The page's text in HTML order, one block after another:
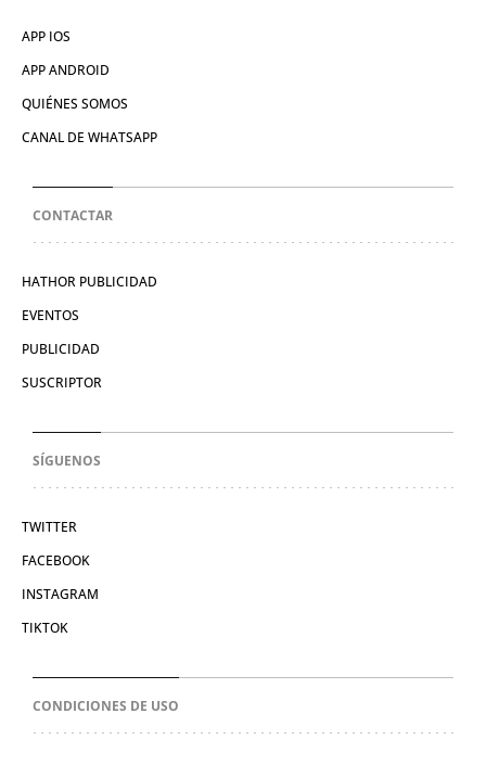
APP IOS
APP ANDROID
QUIÉNES SOMOS
CANAL DE WHATSAPP
CONTACTAR
HATHOR PUBLICIDAD
EVENTOS
PUBLICIDAD
SUSCRIPTOR
SÍGUENOS
TWITTER
FACEBOOK
INSTAGRAM
TIKTOK
CONDICIONES DE USO